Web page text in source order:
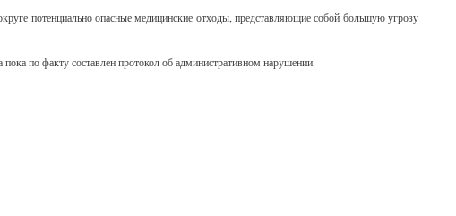
потенциально опасные медицинские отходы, представляющие собой большую угрозу
по факту составлен протокол об административном нарушении.